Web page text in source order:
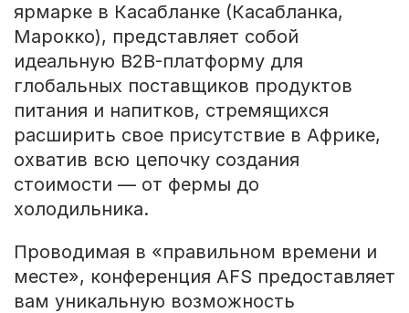
ярмарке в Касабланке (Касабланка,
Марокко), представляет собой
идеальную B2B-платформу для
глобальных поставщиков продуктов
питания и напитков, стремящихся
расширить свое присутствие в Африке,
охватив всю цепочку создания
стоимости — от фермы до
холодильника.
Проводимая в «правильном времени и
месте», конференция AFS предоставляет
вам уникальную возможность